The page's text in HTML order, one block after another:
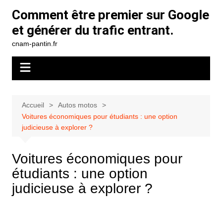
contenu
Comment être premier sur Google
et générer du trafic entrant.
cnam-pantin.fr
Accueil
Autos motos
Voitures économiques pour étudiants : une option
judicieuse à explorer ?
Voitures économiques pour
étudiants : une option
judicieuse à explorer ?